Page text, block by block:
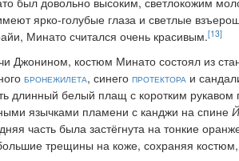
ярко-голубые глаза и светлые
Минато считался очень красивым.[13]
Джонином, костюм Минато состоял из
бронежилета, синего протектора и
длинный белый плащ с коротким
язычками пламени с канджи на спине
часть была застёгнута на тонкие
трещины на коже, сохраняя